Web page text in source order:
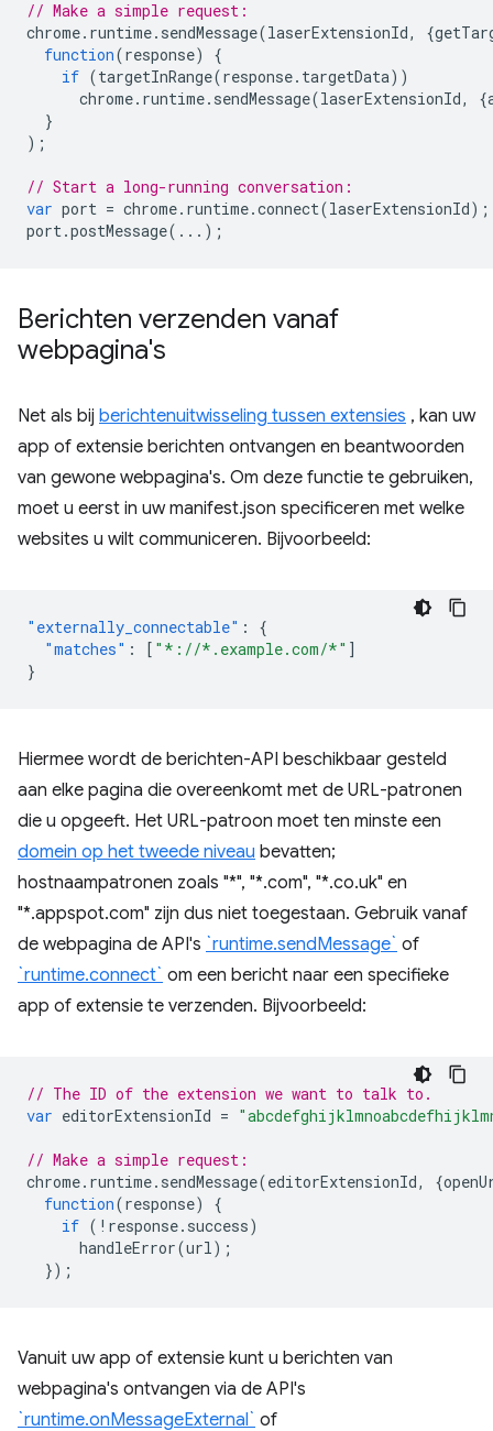
// Make a simple request:
chrome. runtime. sendMessage(laserExtensionId, {
function(response)
{
if (targetInRange(response. targetData))
chrome. runtime. sendMessage(laserExtensionId, {
}
);
// Start a long-running conversation:
var port = chrome. runtime.connect(laserExtensionId);
port.postMessage(...);
Berichten verzenden vanaf
webpagina's
Net als bij berichtenuitwisseling tussen extensies , kan uw
app of extensie berichten ontvangen en beantwoorden
van gewone webpagina's. Om deze functie te gebruiken,
moet u eerst in uw manifest.json specificeren met welke
websites u wilt communiceren. Bijvoorbeeld:
"externally_connectable" :
{
"matches" : [ "*://*.example.com/*" ]
}
Hiermee wordt de berichten-API beschikbaar gesteld
aan elke pagina die overeenkomt met de URL-patronen
die u opgeeft. Het URL-patroon moet ten minste een
domein op het tweede niveau bevatten;
hostnaampatronen zoals "*", "*.com", "*.co.uk" en
"*.appspot.com" zijn dus niet toegestaan. Gebruik vanaf
de webpagina de API's `runtime.sendMessage` of
`runtime.connect` om een ​​bericht naar een specifieke
app of extensie te verzenden. Bijvoorbeeld:
// The ID of the extension we want to talk to.
var editorExtensionId =
// Make a simple request:
chrome. runtime. sendMessage(editorExtensionId, {
function(response)
{
if ( ! response. success)
handleError(url);
});
Vanuit uw app of extensie kunt u berichten van
webpagina's ontvangen via de API's
`runtime.onMessageExternal` of